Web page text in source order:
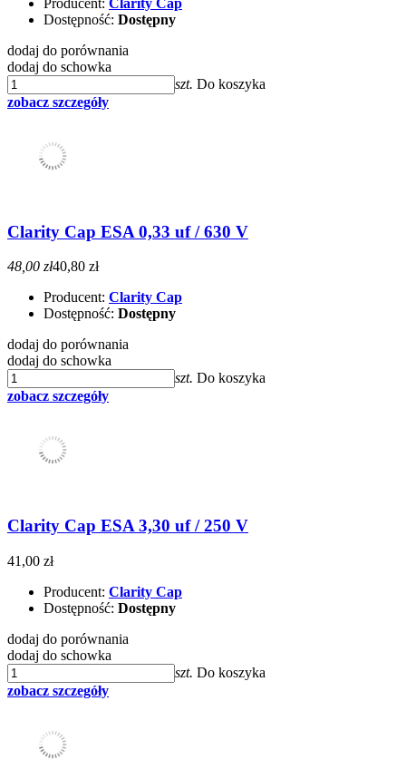
Dostępność: Dostępny
dodaj do porównania
dodaj do schowka
szt. Do koszyka
zobacz szczegóły
Clarity Cap ESA 0,33 uf / 630 V
48,00 zł40,80 zł
Producent: Clarity Cap
Dostępność: Dostępny
dodaj do porównania
dodaj do schowka
szt. Do koszyka
zobacz szczegóły
Clarity Cap ESA 3,30 uf / 250 V
41,00 zł
Producent: Clarity Cap
Dostępność: Dostępny
dodaj do porównania
dodaj do schowka
szt. Do koszyka
zobacz szczegóły